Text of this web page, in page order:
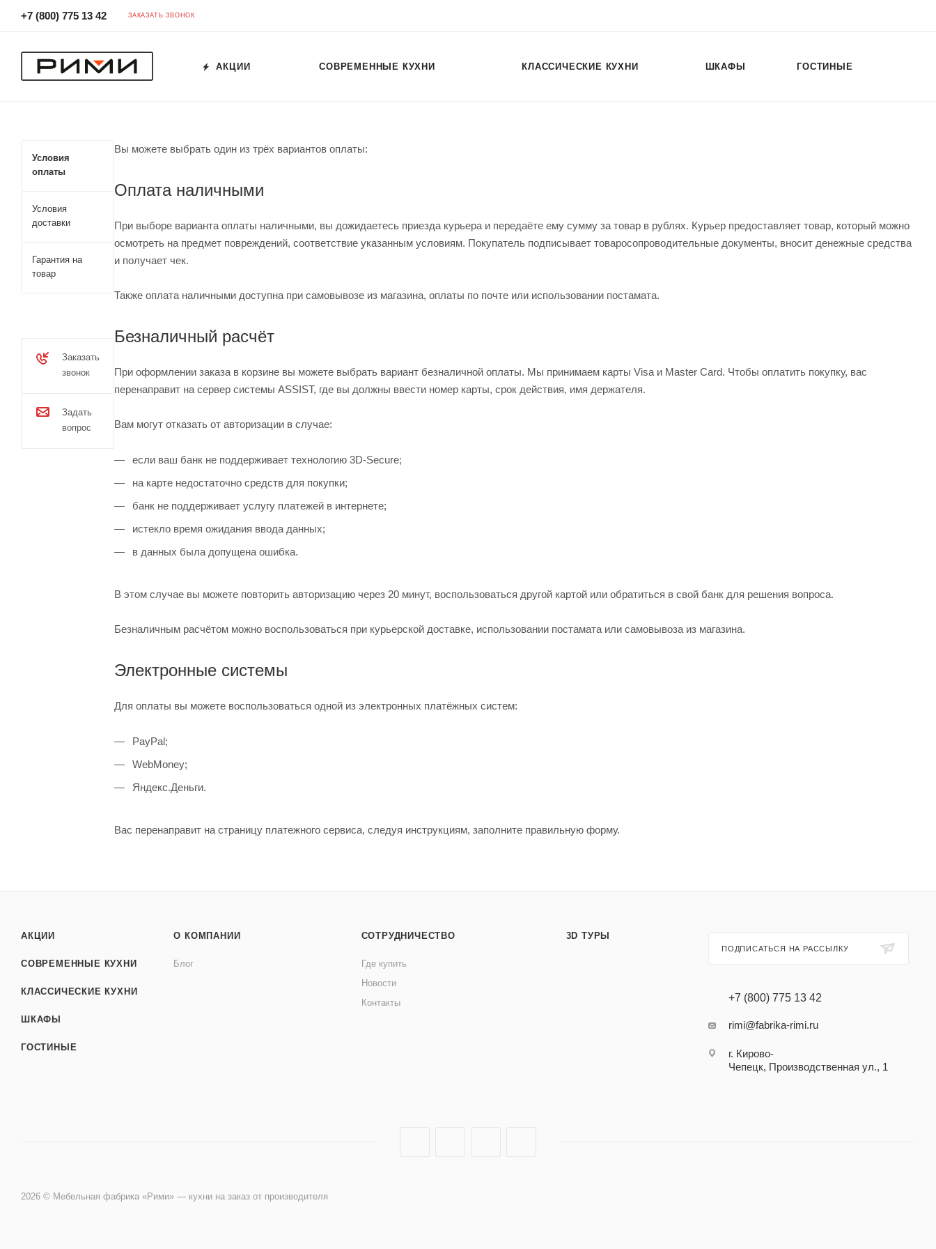
+7 (800) 775 13 42 ЗАКАЗАТЬ ЗВОНОК
АКЦИИ СОВРЕМЕННЫЕ КУХНИ КЛАССИЧЕСКИЕ КУХНИ ШКАФЫ ГОСТИНЫЕ
Вы можете выбрать один из трёх вариантов оплаты:
Оплата наличными
При выборе варианта оплаты наличными, вы дожидаетесь приезда курьера и передаёте ему сумму за товар в рублях. Курьер предоставляет товар, который можно
осмотреть на предмет повреждений, соответствие указанным условиям. Покупатель подписывает товаросопроводительные документы, вносит денежные средства
и получает чек.
Также оплата наличными доступна при самовывозе из магазина, оплаты по почте или использовании постамата.
Безналичный расчёт
При оформлении заказа в корзине вы можете выбрать вариант безналичной оплаты. Мы принимаем карты Visa и Master Card. Чтобы оплатить покупку, вас
перенаправит на сервер системы ASSIST, где вы должны ввести номер карты, срок действия, имя держателя.
Вам могут отказать от авторизации в случае:
если ваш банк не поддерживает технологию 3D-Secure;
на карте недостаточно средств для покупки;
банк не поддерживает услугу платежей в интернете;
истекло время ожидания ввода данных;
в данных была допущена ошибка.
В этом случае вы можете повторить авторизацию через 20 минут, воспользоваться другой картой или обратиться в свой банк для решения вопроса.
Безналичным расчётом можно воспользоваться при курьерской доставке, использовании постамата или самовывоза из магазина.
Электронные системы
Для оплаты вы можете воспользоваться одной из электронных платёжных систем:
PayPal;
WebMoney;
Яндекс.Деньги.
Вас перенаправит на страницу платежного сервиса, следуя инструкциям, заполните правильную форму.
Условия
оплаты
Условия
доставки
Гарантия на
товар
Заказать
звонок
Задать
вопрос
АКЦИИ
СОВРЕМЕННЫЕ КУХНИ
КЛАССИЧЕСКИЕ КУХНИ
ШКАФЫ
ГОСТИНЫЕ
О КОМПАНИИ
Блог
СОТРУДНИЧЕСТВО
Где купить
Новости
Контакты
3D ТУРЫ
ПОДПИСАТЬСЯ НА РАССЫЛКУ
+7 (800) 775 13 42
rimi@fabrika-rimi.ru
г. Кирово-
Чепецк, Производственная ул., 1
2026 © Мебельная фабрика «Рими» — кухни на заказ от производителя